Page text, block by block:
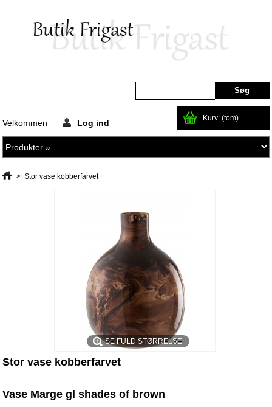
Kurv: (tom)
Velkommen Log ind
> Stor vase kobberfarvet
SE FULD STØRRELSE
Stor vase kobberfarvet
Vase Marge gl shades of brown